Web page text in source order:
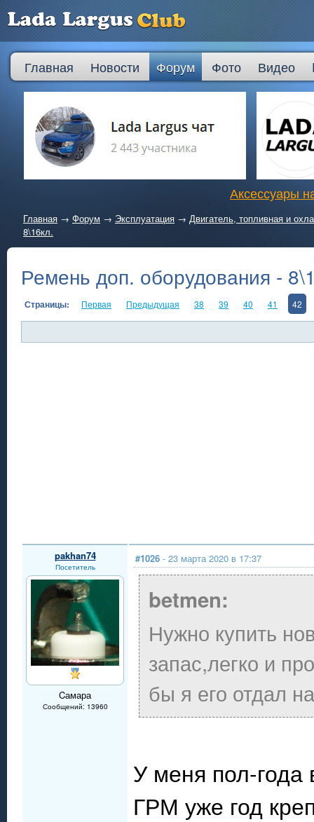
Главная Новости Форум Фото Видео
Аксессуары
Главная → Форум → Эксплуатация → Двигатель, топливная и
8\16кл.
Ремень доп. оборудования -
Страницы: Первая Предыдущая 38 39 40 41 42
pakhan74
Посетитель
Cамара
Сообщений: 13960
#1026 - 23 марта 2020 в 17:37
betmen:
Нужно купить
запас,легко и
бы я его отдал
У меня пол-
ГРМ уже год